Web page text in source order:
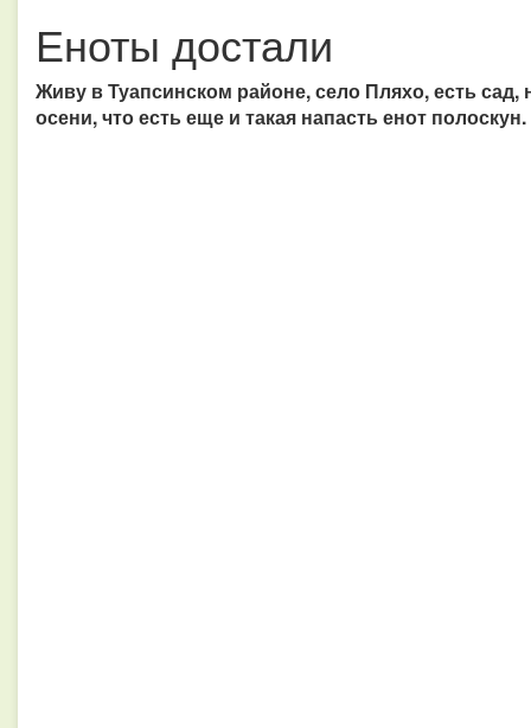
Еноты достали
Живу в Туапсинском районе, село Пляхо, есть
осени, что есть еще и такая напасть енот полоскун.